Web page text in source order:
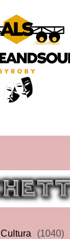
Cultura (1040)